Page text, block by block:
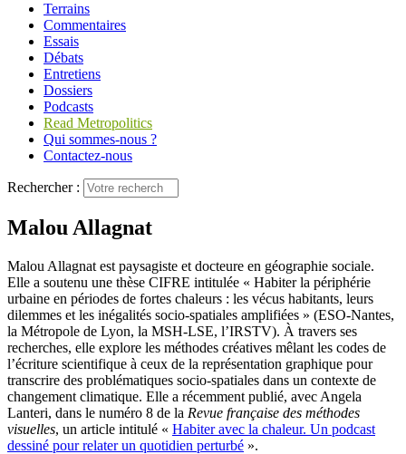
Terrains
Commentaires
Essais
Débats
Entretiens
Dossiers
Podcasts
Read Metropolitics
Qui sommes-nous ?
Contactez-nous
Rechercher :
Malou Allagnat
Malou Allagnat est paysagiste et docteure en géographie sociale.
Elle a soutenu une thèse CIFRE intitulée « Habiter la périphérie
urbaine en périodes de fortes chaleurs : les vécus habitants, leurs
dilemmes et les inégalités socio-spatiales amplifiées » (ESO-Nantes,
la Métropole de Lyon, la MSH-LSE, l’IRSTV). À travers ses
recherches, elle explore les méthodes créatives mêlant les codes de
l’écriture scientifique à ceux de la représentation graphique pour
transcrire des problématiques socio-spatiales dans un contexte de
changement climatique. Elle a récemment publié, avec Angela
Lanteri, dans le numéro 8 de la Revue française des méthodes
visuelles, un article intitulé « Habiter avec la chaleur. Un podcast
dessiné pour relater un quotidien perturbé ».